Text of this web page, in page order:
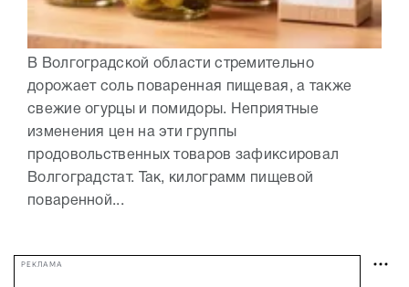
В Волгоградской области стремительно
дорожает соль поваренная пищевая, а также
свежие огурцы и помидоры. Неприятные
изменения цен на эти группы
продовольственных товаров зафиксировал
Волгоградстат. Так, килограмм пищевой
поваренной...
РЕКЛАМА